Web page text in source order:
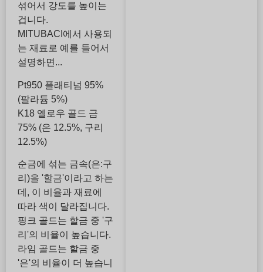
섞어서 강도를 높이는
겁니다.
MITUBACI에서 사용되
는 재료로 예를 들어서
설명하면...
Pt950 플래티넘 95%
(팔라듐 5%)
K18 옐로우 골드 금
75% (은 12.5%, 구리
12.5%)
순금에 섞는 금속(은:구
리)을 '할금'이라고 하는
데, 이 비율과 재료에
따라 색이 달라집니다.
핑크 골드는 할금 중 '구
리'의 비율이 높습니다.
라임 골드는 할금 중
'은'의 비율이 더 높습니